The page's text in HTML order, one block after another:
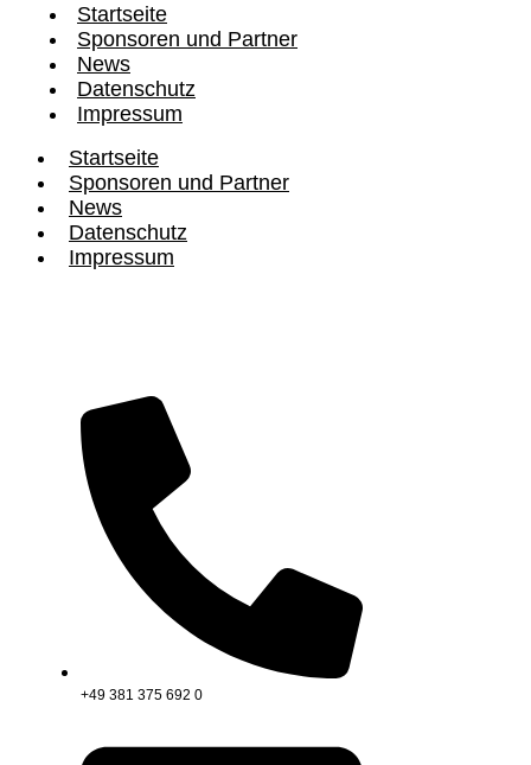
Startseite
Sponsoren und Partner
News
Datenschutz
Impressum
Startseite
Sponsoren und Partner
News
Datenschutz
Impressum
+49 381 375 692 0